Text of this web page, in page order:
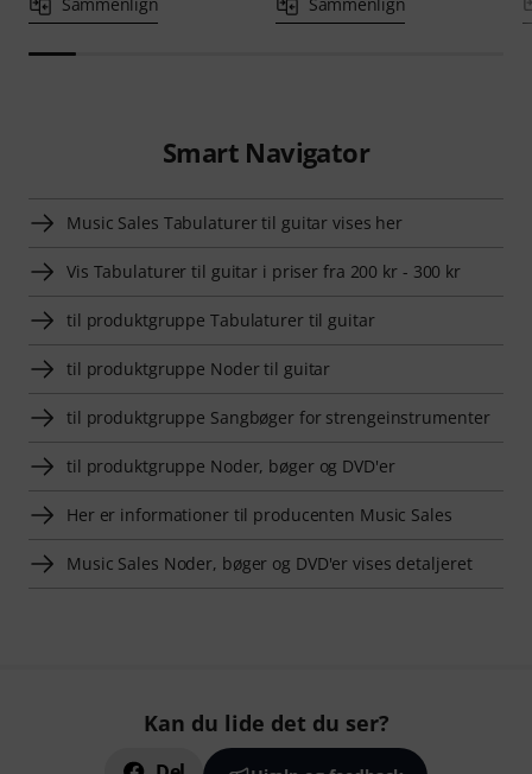
Smart Navigator
Music Sales Tabulaturer til guitar vises her
Vis Tabulaturer til guitar i priser fra 200 kr - 300 kr
til produktgruppe Tabulaturer til guitar
til produktgruppe Noder til guitar
til produktgruppe Sangbøger for strengeinstrumenter
til produktgruppe Noder, bøger og DVD'er
Her er informationer til producenten Music Sales
Music Sales Noder, bøger og DVD'er vises detaljeret
Kan du lide det du ser?